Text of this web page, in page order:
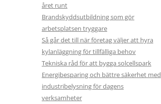
året runt
Brandskyddsutbildning som gör
arbetsplatsen tryggare
Så går det till när företag väljer att hyra
kylanläggning för tillfälliga behov
Tekniska råd för att bygga solcellspark
Energibesparing och bättre säkerhet med
industribelysning för dagens
verksamheter